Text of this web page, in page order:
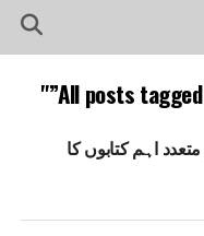
All posts
اہم کتابوں کا